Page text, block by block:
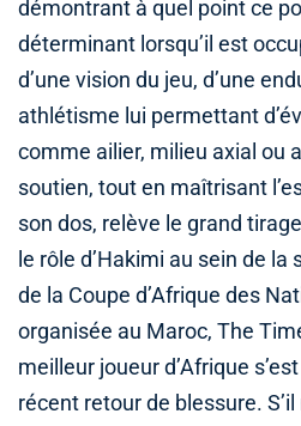
démontrant à quel point ce
déterminant lorsqu’il est
d’une vision du jeu, d’une
athlétisme lui permettant
comme ailier, milieu axial ou
soutien, tout en maîtrisant
son dos, relève le grand
le rôle d’Hakimi au sein de
de la Coupe d’Afrique des
organisée au Maroc, The
meilleur joueur d’Afrique
récent retour de blessure.